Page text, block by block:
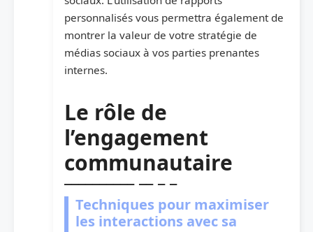
personnalisés vous permettra également de
montrer la valeur de votre stratégie de
médias sociaux à vos parties prenantes
internes.
Le rôle de
l’engagement
communautaire
Techniques pour maximiser
les interactions avec sa